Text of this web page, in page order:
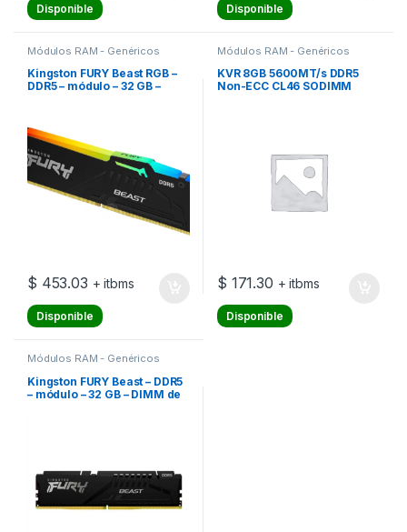
Disponible Disponible
Módulos RAM - Genéricos
Kingston FURY Beast RGB –
DDR5 – módulo – 32 GB –
CL40 – 1.25 V – sin búfer –
on-die ECC
$ 453.03 + itbms
Disponible
Módulos RAM - Genéricos
KVR 8GB 5600MT/s DDR5
Non-ECC CL46 SODIMM
$ 171.30 + itbms
Disponible
Módulos RAM - Genéricos
Kingston FURY Beast – DDR5
– módulo – 32 GB – DIMM de